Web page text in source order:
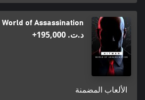
World of Assassination
د.ت.‏ 195,000+
الألعاب المضمنة